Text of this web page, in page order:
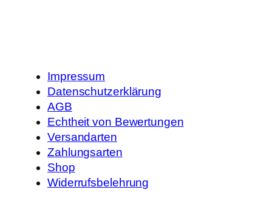
Impressum
Datenschutzerklärung
AGB
Echtheit von Bewertungen
Versandarten
Zahlungsarten
Shop
Widerrufsbelehrung